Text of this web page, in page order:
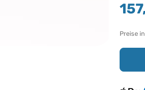
Preise